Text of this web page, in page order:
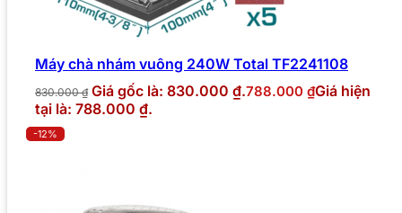
Máy chà nhám vuông 240W Total TF2241108
830.000₫ Giá gốc là: 830.000 ₫.788.000 ₫Giá hiện
tại là: 788.000 ₫.
-12%